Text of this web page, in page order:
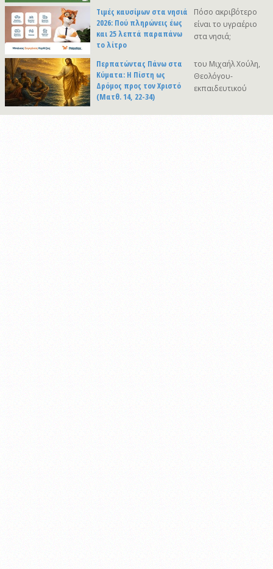
Τιμές καυσίμων στα νησιά
2026: Πού πληρώνεις έως
και 25 λεπτά παραπάνω
το λίτρο
Πόσο ακριβότερο
είναι το υγραέριο
στα νησιά;
Περπατώντας Πάνω στα
Κύματα: Η Πίστη ως
Δρόμος προς τον Χριστό
(Ματθ. 14, 22-34)
του Μιχαήλ Χούλη,
Θεολόγου-
εκπαιδευτικού